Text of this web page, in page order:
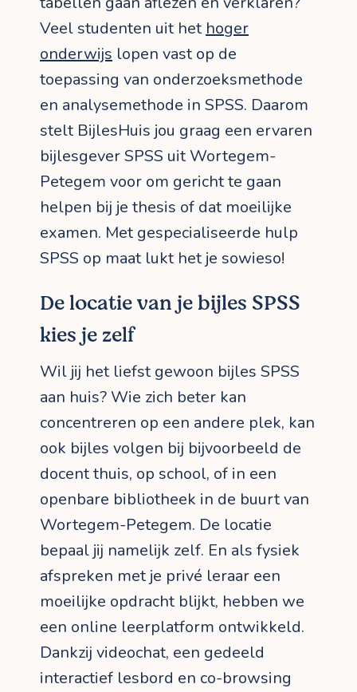
Veel studenten uit het hoger
onderwijs lopen vast op de
toepassing van onderzoeksmethode
en analysemethode in SPSS. Daarom
stelt BijlesHuis jou graag een ervaren
bijlesgever SPSS uit Wortegem-
Petegem voor om gericht te gaan
helpen bij je thesis of dat moeilijke
examen. Met gespecialiseerde hulp
SPSS op maat lukt het je sowieso!
De locatie van je bijles SPSS
kies je zelf
Wil jij het liefst gewoon bijles SPSS
aan huis? Wie zich beter kan
concentreren op een andere plek, kan
ook bijles volgen bij bijvoorbeeld de
docent thuis, op school, of in een
openbare bibliotheek in de buurt van
Wortegem-Petegem. De locatie
bepaal jij namelijk zelf. En als fysiek
afspreken met je privé leraar een
moeilijke opdracht blijkt, hebben we
een online leerplatform ontwikkeld.
Dankzij videochat, een gedeeld
interactief lesbord en co-browsing